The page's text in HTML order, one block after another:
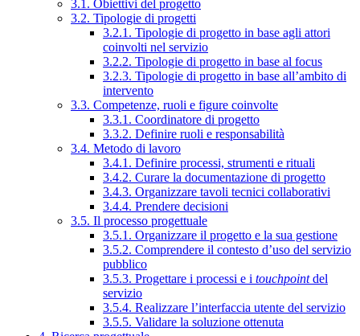
3.1. Obiettivi del progetto
3.2. Tipologie di progetti
3.2.1. Tipologie di progetto in base agli attori
coinvolti nel servizio
3.2.2. Tipologie di progetto in base al focus
3.2.3. Tipologie di progetto in base all’ambito di
intervento
3.3. Competenze, ruoli e figure coinvolte
3.3.1. Coordinatore di progetto
3.3.2. Definire ruoli e responsabilità
3.4. Metodo di lavoro
3.4.1. Definire processi, strumenti e rituali
3.4.2. Curare la documentazione di progetto
3.4.3. Organizzare tavoli tecnici collaborativi
3.4.4. Prendere decisioni
3.5. Il processo progettuale
3.5.1. Organizzare il progetto e la sua gestione
3.5.2. Comprendere il contesto d’uso del servizio
pubblico
3.5.3. Progettare i processi e i touchpointdel
servizio
3.5.4. Realizzare l’interfaccia utente del servizio
3.5.5. Validare la soluzione ottenuta